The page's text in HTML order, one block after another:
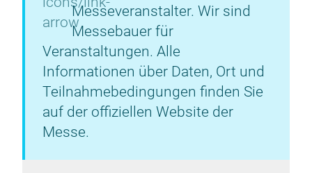
Messeveranstalter. Wir sind
Messebauer für
Veranstaltungen. Alle
Informationen über Daten, Ort und
Teilnahmebedingungen finden Sie
auf der offiziellen Website der
Messe.